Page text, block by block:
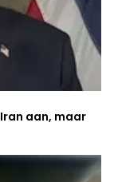
aan, maar